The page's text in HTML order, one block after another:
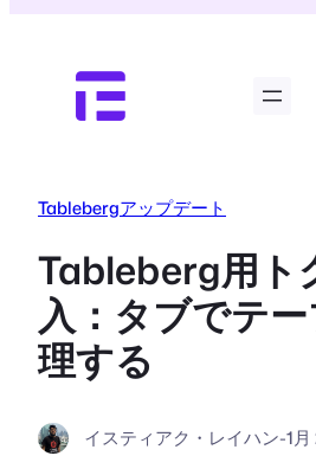
Tablebergアップデート
Tableberg用ト
入：タブでテ
理する
イスティアク・レイハン-1月